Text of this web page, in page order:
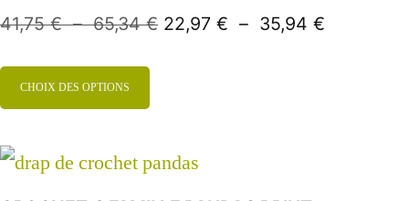
41,75€ – 65,34€ 22,97 € – 35,94 €
CHOIX DES OPTIONS